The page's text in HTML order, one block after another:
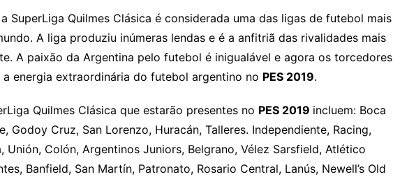
a SuperLiga Quilmes Clásica é considerada uma das ligas de futebol mais
A liga produziu inúmeras lendas e é a anfitriã das rivalidades mais
A paixão da Argentina pelo futebol é inigualável e agora os torcedores
energia extraordinária do futebol argentino no PES 2019.
Quilmes Clásica que estarão presentes no PES 2019 incluem: Boca
Godoy Cruz, San Lorenzo, Huracán, Talleres. Independiente, Racing,
Unión, Colón, Argentinos Juniors, Belgrano, Vélez Sarsfield, Atlético
Banfield, San Martín, Patronato, Rosario Central, Lanús, Newell’s Old